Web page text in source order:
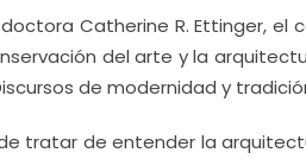
Catherine R. Ettinger,
del arte y la
de modernidad y
tratar de entender la